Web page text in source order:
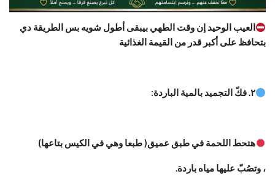
العيب الوحيد إن وقت الطهي بيبقى أطول شويه بس الطريقة دي
بتحافظ على أكبر قدر من القيمة الغذائية
٢. فكّ التجميد بالمية الباردة:
هتحط اللحمة في طبق عميق( طبعا وهي في الكيس بتاعها)
، وتصُبّ عليها مياه باردة.